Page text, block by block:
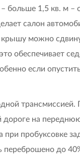
больше 1,5 кв. м –
салон
крышу можно
обеспечивает
если
трансмиссией.
дороге на
при пробуксовке
до